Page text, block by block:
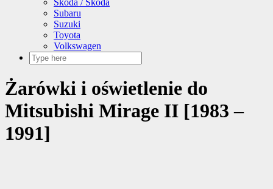
Skoda / Škoda
Subaru
Suzuki
Toyota
Volkswagen
Żarówki i oświetlenie do
Mitsubishi Mirage II [1983 –
1991]